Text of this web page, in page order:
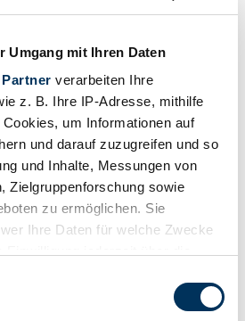
Umgang mit Ihren Daten
Partner verarbeiten Ihre
z. B. Ihre IP-Adresse, mithilfe
um Informationen auf
und darauf zuzugreifen und so
und Inhalte, Messungen von
Zielgruppenforschung sowie
zu ermöglichen. Sie
Ihre Daten für welche Zwecke
oder widerrufen